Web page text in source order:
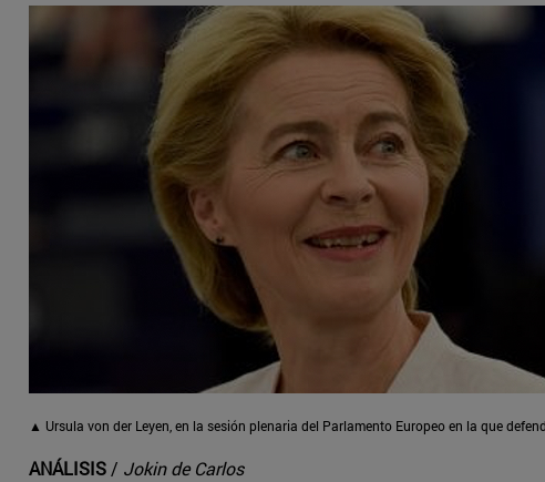
▲ Ursula von der Leyen, en la sesión plenaria del Parlamento Europeo en la que
ANÁLISIS/ Jokin de Carlos